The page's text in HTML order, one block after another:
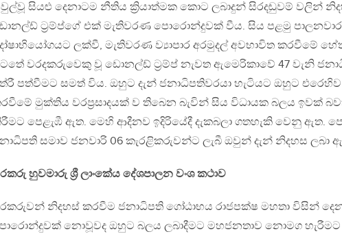
සියළු දෙනාටම නීතිය ක්‍රියාත්මක කොට ලබාදුන් සිරදඬුවම් වලින්
ට්‍රම්ප්ගේ එක් මැතිවරණ පොරොන්දුවක් වීය. සිය පළමු
ලක්වී, මැතිවරණ ව්‍යාපාර අරමුදල් අවභාවිත කරවීමේ
වරදකරුවෙකු වූ ඩොනල්ඩ් ට්‍රම්ප් නැවත ඇමෙරිකාවේ 47 වැනි
පත්වීමට සමත් විය. ඔහුට දැන් ජනාධිපතිවරයා හැටියට ඔහුට
මුක්තිය වරප්‍රසාදයක් ව තිබෙන බැවින් සිය විධායක බලය ඉවක්
පෙළැඹී ඇත. මෙහි ආදීනව ඉදිරියේදී දැකබලා ගතහැකි වෙනු ඇත.
සමාව ජනවාරි 06 කැරළිකරුවන්ට ලැබී ඔවුන් දැන් නිදහස ලබා
හුවමාරු ශ්‍රී ලාංකේය දේශපාලන වංශ කථාව
නිදහස් කරවීම ජනාධිපති ගෝඨාභය රාජපක්ෂ මහතා විසින්
නොවූවද ඔහුට බලය ලබාදීමට මහජනතාව නොමග හැරීමට